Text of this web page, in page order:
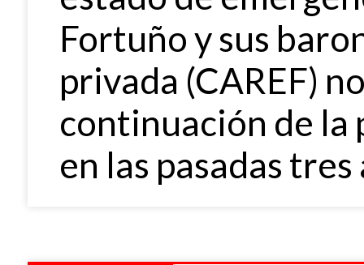
Fortuño y sus
privada (CAREF)
continuación de
en las pasadas